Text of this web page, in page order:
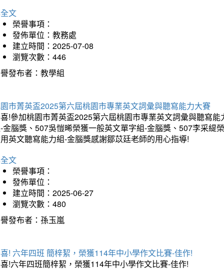
文
榮譽事項：
發佈單位：教務處
建立時間：2025-07-08
瀏覽次數：446
發布者：教學組
市菁英盃2025第六屆桃園市專業英文詞彙與聽寫能力大賽
!參加桃園市菁英盃2025第六屆桃園市專業英文詞彙與聽寫
金腦獎、507吳愷晞榮獲一般英文單字組-金腦獎、507李采緹
英文聽寫能力組-金腦獎感謝鄒苡廷老師的用心指導!
文
榮譽事項：
發佈單位：
建立時間：2025-06-27
瀏覽次數：480
發布者：孫玉嵐
! 六年四班 簡梓絜，榮獲114年中小學作文比賽-佳作!
!六年四班簡梓絜，榮獲114年中小學作文比賽-佳作!